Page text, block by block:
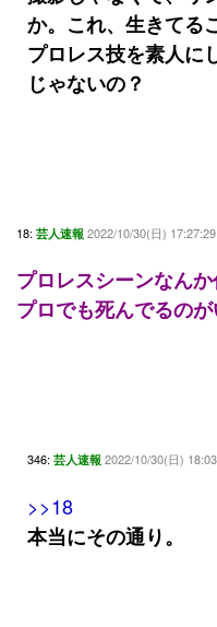
か。これ、生きてる
プロレス技を素人に
じゃないの？
18: 芸人速報 2022/10/30(日)
プロレスシーンなん
プロでも死んでるの
346: 芸人速報 2022/10/30(日)
>>18
本当にその通り。